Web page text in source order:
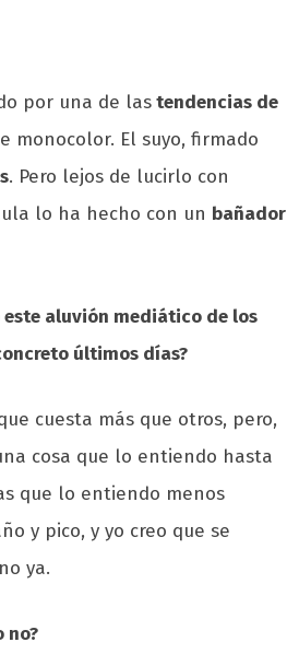
por una de lastendencias de
monocolor. El suyo, firmado
. Pero lejos de lucirlo con
lo ha hecho con un bañador
este aluvión mediático de los
últimos días?
cuesta más que otros, pero,
cosa que lo entiendo hasta
que lo entiendo menos
y pico, y yo creo que se
ya.
no?